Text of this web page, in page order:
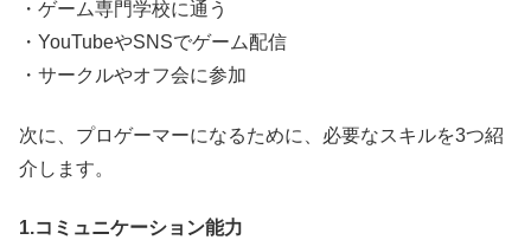
・ゲーム専門学校に通う
・YouTubeやSNSでゲーム配信
・サークルやオフ会に参加
次に、プロゲーマーになるために、必要なスキルを3つ紹
介します。
1.コミュニケーション能力